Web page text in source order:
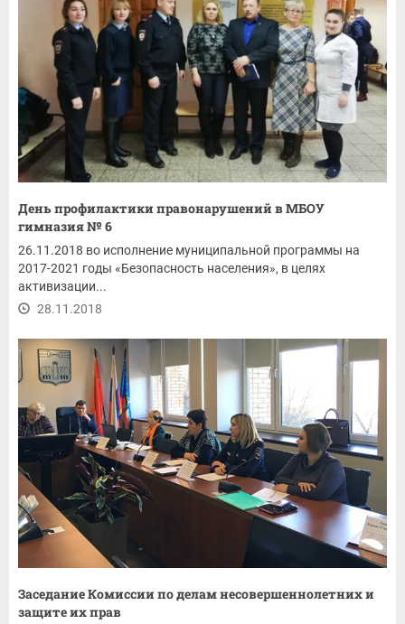
День профилактики правонарушений в МБОУ
гимназия № 6
26.11.2018 во исполнение муниципальной программы на
2017-2021 годы «Безопасность населения», в целях
активизации...
28.11.2018
Заседание Комиссии по делам несовершеннолетних и
защите их прав